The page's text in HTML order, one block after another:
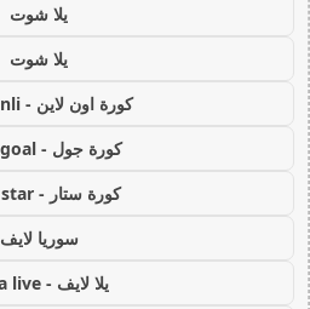
يلا شوت
يلا شوت
كورة اون لاين - kora onli
كورة جول - kora goal
كورة ستار - kora star
سوريا لايف
يلا لايف - yalla live